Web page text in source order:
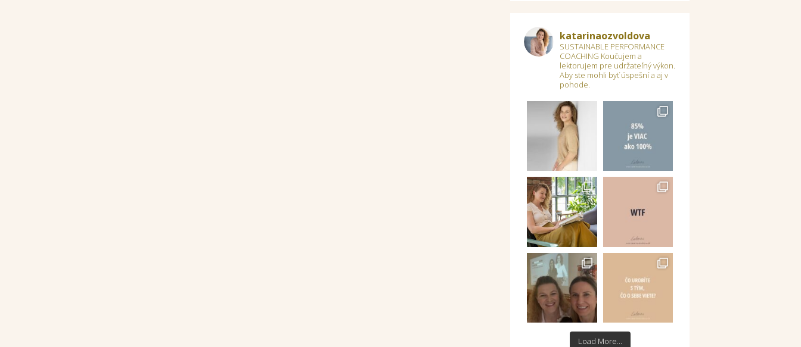
katarinaozvoldova
SUSTAINABLE PERFORMANCE
COACHING Koučujem a
lektorujem pre udržateľný výkon.
Aby ste mohli byť úspešní a aj v
pohode.
Load More...